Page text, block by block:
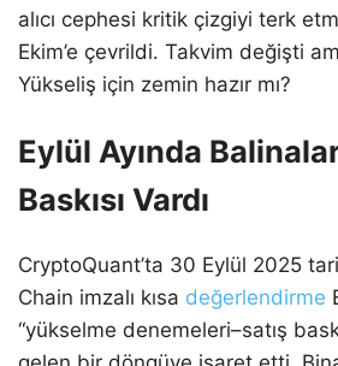
alıcı cephesi kritik çizgiyi terk
Ekim’e çevrildi. Takvim değişti
Yükseliş için zemin hazır mı?
Eylül Ayında
Baskısı Vardı
CryptoQuant’ta 30 Eylül 2025
Chain imzalı kısa değerlendirme
“yükselme denemeleri–satış